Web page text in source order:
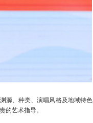
、种类、演唱风格及地域特色
的艺术指导。